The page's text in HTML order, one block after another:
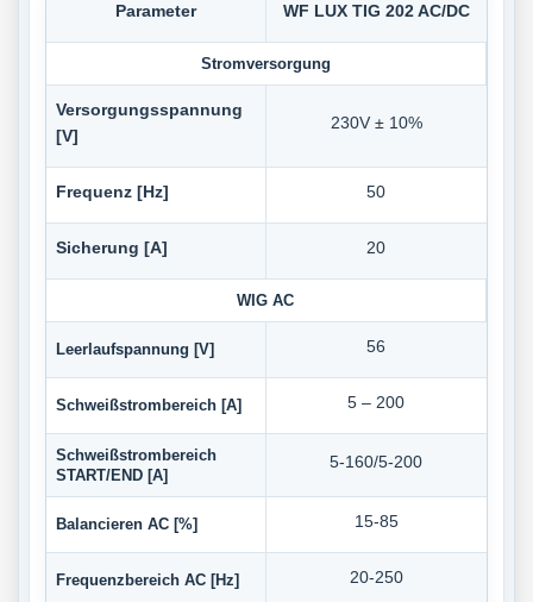
Parameter WF LUX TIG 202 AC/DC
Stromversorgung
Versorgungsspannung
[V]
230V ± 10%
Frequenz [Hz] 50
Sicherung [A] 20
WIG AC
Leerlaufspannung [V] 56
Schweißstrombereich [A] 5 – 200
Schweißstrombereich
START/END [A]
5-160/5-200
Balancieren AC [%] 15-85
Frequenzbereich AC [Hz] 20-250